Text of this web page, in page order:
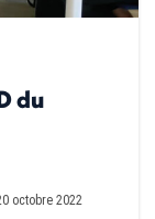
du
octobre 2022